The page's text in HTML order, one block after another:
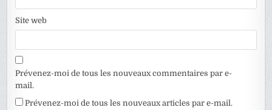
Site web
Prévenez-moi de tous les nouveaux commentaires par e-
mail.
Prévenez-moi de tous les nouveaux articles par e-mail.